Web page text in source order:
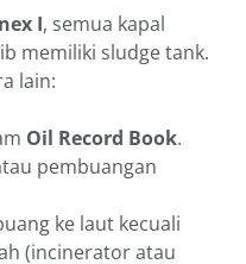
I, semua kapal
memiliki sludge tank.
lain:
Oil Record Book.
pembuangan
ke laut kecuali
(incinerator atau